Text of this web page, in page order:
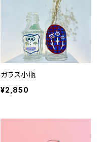
ガラス小瓶
¥2,850